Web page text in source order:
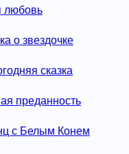
любовь
о звездочке
сказка
преданность
с Белым Конем